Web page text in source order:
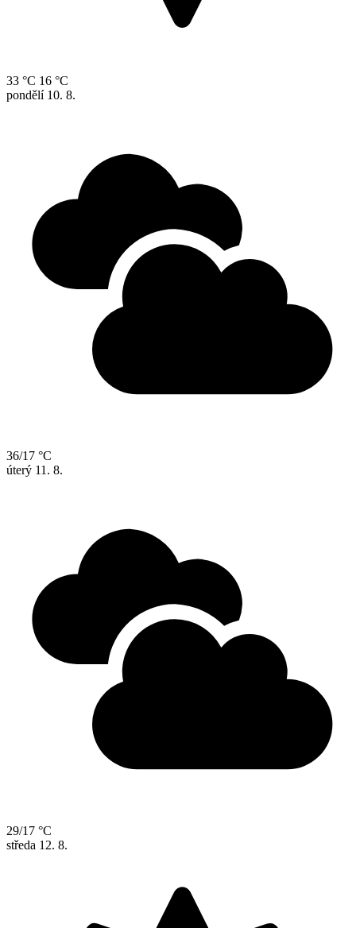
33 °C 16 °C
pondělí 10. 8.
36/17 °C
úterý 11. 8.
29/17 °C
středa 12. 8.